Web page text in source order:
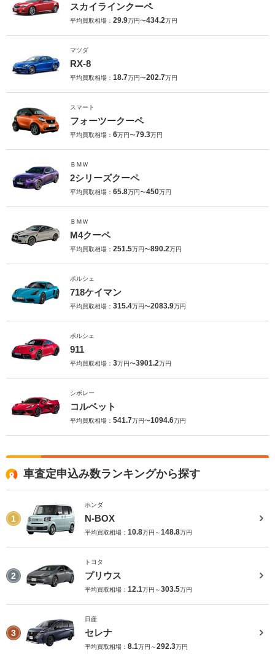
スカイラインクーペ
平均買取相場： 29.9万円〜434.2万円
マツダ
RX-8
平均買取相場： 18.7万円〜202.7万円
スマート
フォーツークーペ
平均買取相場： 6万円〜79.3万円
ＢＭＷ
2シリーズクーペ
平均買取相場： 65.8万円〜450万円
ＢＭＷ
M4クーペ
平均買取相場： 251.5万円〜890.2万円
ポルシェ
718ケイマン
平均買取相場： 315.4万円〜2083.9万円
ポルシェ
911
平均買取相場： 3万円〜3901.2万円
シボレー
コルベット
平均買取相場： 541.7万円〜1094.6万円
車査定申込み数ランキングから探す
1
ホンダ
N-BOX
平均買取相場： 10.8万円～148.8万円
2
トヨタ
プリウス
平均買取相場： 12.1万円～303.5万円
3
日産
セレナ
平均買取相場： 8.1万円～292.3万円